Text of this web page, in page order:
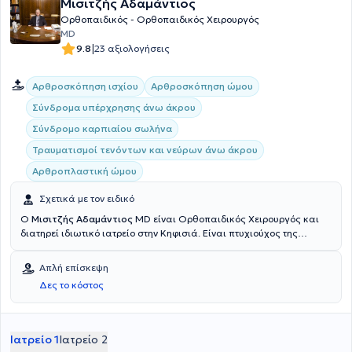
Μισιτζής Αδαμάντιος
Ορθοπαιδικός - Ορθοπαιδικός Χειρουργός
MD
9.8|23 αξιολογήσεις
Αρθροσκόπηση ισχίου
Αρθροσκόπηση ώμου
Σύνδρομα υπέρχρησης άνω άκρου
Σύνδρομο καρπιαίου σωλήνα
Τραυματισμοί τενόντων και νεύρων άνω άκρου
Aρθροπλαστική ώμου
Σχετικά με τον ειδικό
Ο Μισιτζής Αδαμάντιος MD είναι Ορθοπαιδικός Χειρουργός και
διατηρεί ιδιωτικό ιατρείο στην Κηφισιά. Είναι πτυχιούχος της
Αθηνών και έχει μετεκπαιδευτεί στη Χειρουργική του Άνω άκρου και
στη Μικροχειρουργική στα Πανεπιστήμια του Louisville και Michigan
στην Αμερική. Εκπαιδεύτηκε στην Πανεπιστημιακή Ορθοπαιδική
Κλινική Αθηνών στο Γενικό Νοσοκομείο Αττικής ΚΑΤ. Επιπλέον, έχει
μικροχειρουργική αποκατάσταση, στα σύνδρομα πίεσης
περιφερικών νεύρων και στους τραυματισμούς περιφερικών
Απλή επίσκεψη
Δες το κόστος
Ιατρείο 1Ιατρείο 2